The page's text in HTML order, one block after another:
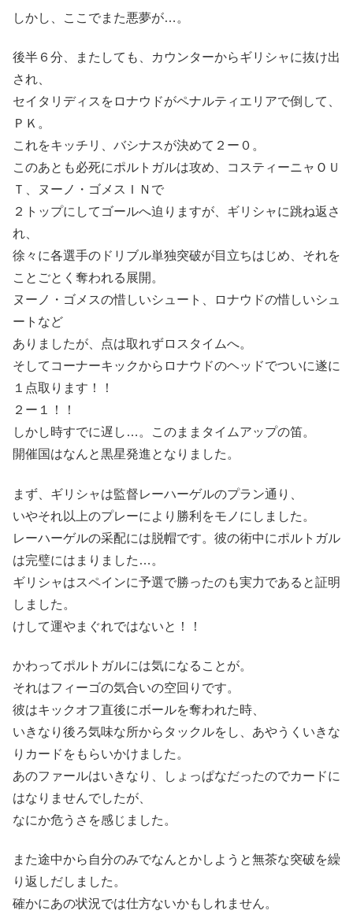
しかし、ここでまた悪夢が…。
後半６分、またしても、カウンターからギリシャに抜け出
され、
セイタリディスをロナウドがペナルティエリアで倒して、
ＰＫ。
これをキッチリ、バシナスが決めて２ー０。
このあとも必死にポルトガルは攻め、コスティーニャＯＵ
Ｔ、ヌーノ・ゴメスＩＮで
２トップにしてゴールへ迫りますが、ギリシャに跳ね返さ
れ、
徐々に各選手のドリブル単独突破が目立ちはじめ、それを
ことごとく奪われる展開。
ヌーノ・ゴメスの惜しいシュート、ロナウドの惜しいシュ
ートなど
ありましたが、点は取れずロスタイムへ。
そしてコーナーキックからロナウドのヘッドでついに遂に
１点取ります！！
２ー１！！
しかし時すでに遅し…。このままタイムアップの笛。
開催国はなんと黒星発進となりました。
まず、ギリシャは監督レーハーゲルのプラン通り、
いやそれ以上のプレーにより勝利をモノにしました。
レーハーゲルの采配には脱帽です。彼の術中にポルトガル
は完璧にはまりました…。
ギリシャはスペインに予選で勝ったのも実力であると証明
しました。
けして運やまぐれではないと！！
かわってポルトガルには気になることが。
それはフィーゴの気合いの空回りです。
彼はキックオフ直後にボールを奪われた時、
いきなり後ろ気味な所からタックルをし、あやうくいきな
りカードをもらいかけました。
あのファールはいきなり、しょっぱなだったのでカードに
はなりませんでしたが、
なにか危うさを感じました。
また途中から自分のみでなんとかしようと無茶な突破を繰
り返しだしました。
確かにあの状況では仕方ないかもしれません。